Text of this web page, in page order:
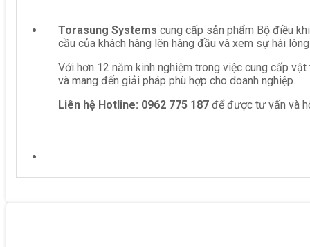
Torasung Systems cung cấp sản phẩm Bộ điều
cầu của khách hàng lên hàng đầu và xem sự hài
Với hơn 12 năm kinh nghiệm trong việc cung cấp
và mang đến giải pháp phù hợp cho doanh nghiệp.
Liên hệ Hotline: 0962 775 187 để được tư vấn và